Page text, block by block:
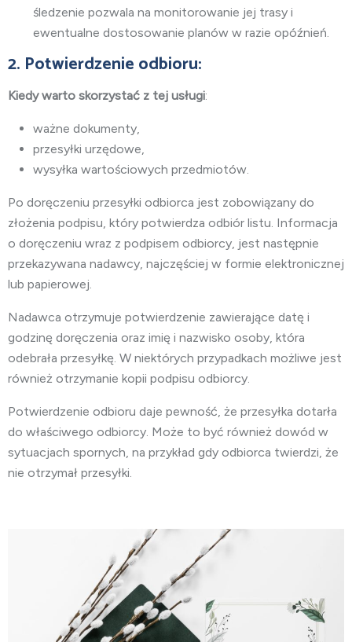
śledzenie pozwala na monitorowanie jej trasy i
ewentualne dostosowanie planów w razie opóźnień.
2. Potwierdzenie odbioru:
Kiedy warto skorzystać z tej usługi:
ważne dokumenty,
przesyłki urzędowe,
wysyłka wartościowych przedmiotów.
Po doręczeniu przesyłki odbiorca jest zobowiązany do
złożenia podpisu, który potwierdza odbiór listu. Informacja
o doręczeniu wraz z podpisem odbiorcy, jest następnie
przekazywana nadawcy, najczęściej w formie elektronicznej
lub papierowej.
Nadawca otrzymuje potwierdzenie zawierające datę i
godzinę doręczenia oraz imię i nazwisko osoby, która
odebrała przesyłkę. W niektórych przypadkach możliwe jest
również otrzymanie kopii podpisu odbiorcy.
Potwierdzenie odbioru daje pewność, że przesyłka dotarła
do właściwego odbiorcy. Może to być również dowód w
sytuacjach spornych, na przykład gdy odbiorca twierdzi, że
nie otrzymał przesyłki.